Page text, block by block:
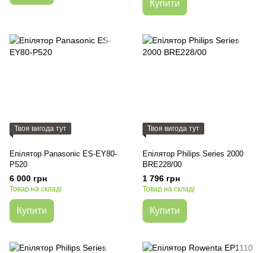
Купити
Твоя вигода тут
Епілятор Panasonic ES-EY80-
P520
6 000 грн
Товар на складі
Купити
Твоя вигода тут
Епілятор Philips Series 2000
BRE228/00
1 796 грн
Товар на складі
Купити